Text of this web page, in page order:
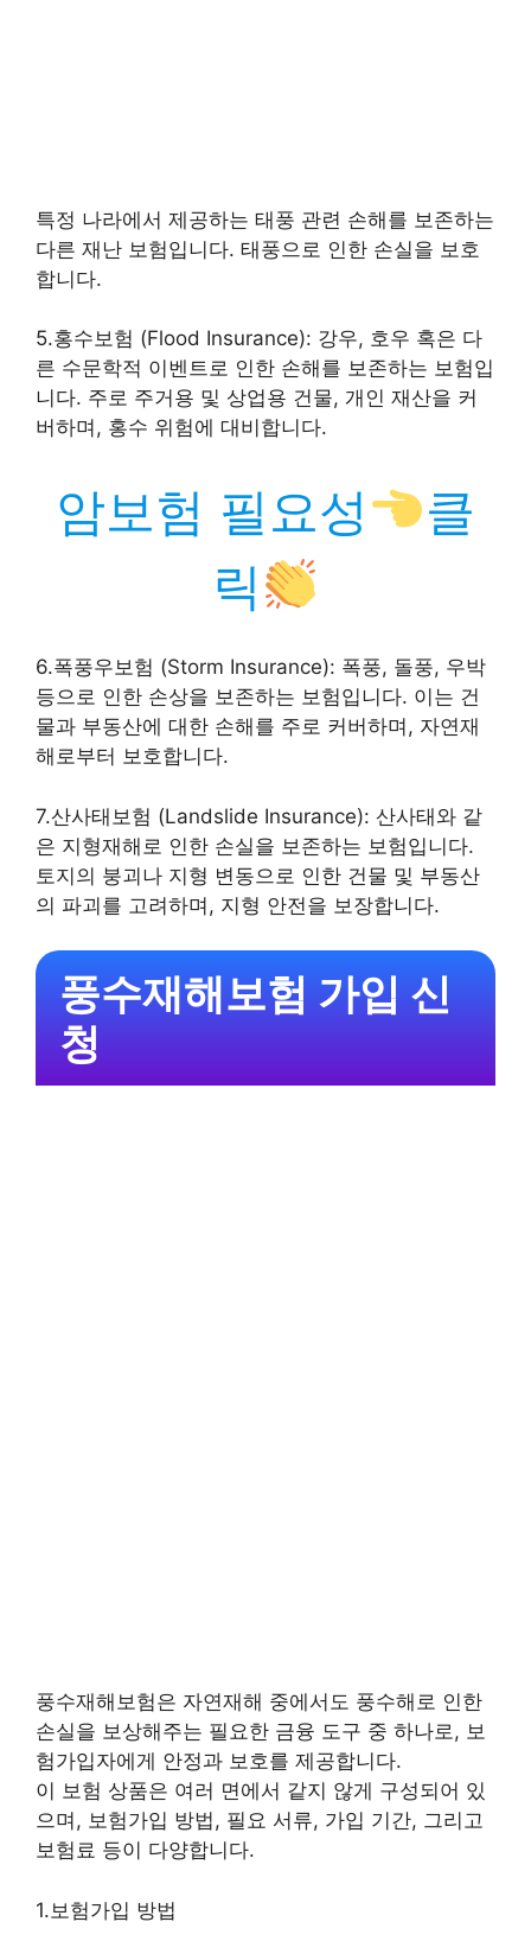
특정 나라에서 제공하는 태풍 관련 손해를 보존하는
다른 재난 보험입니다. 태풍으로 인한 손실을 보호
합니다.
5.홍수보험 (Flood Insurance): 강우, 호우 혹은 다
른 수문학적 이벤트로 인한 손해를 보존하는 보험입
니다. 주로 주거용 및 상업용 건물, 개인 재산을 커
버하며, 홍수 위험에 대비합니다.
암보험 필요성
클
릭
6.폭풍우보험 (Storm Insurance): 폭풍, 돌풍, 우박
등으로 인한 손상을 보존하는 보험입니다. 이는 건
물과 부동산에 대한 손해를 주로 커버하며, 자연재
해로부터 보호합니다.
7.산사태보험 (Landslide Insurance): 산사태와 같
은 지형재해로 인한 손실을 보존하는 보험입니다.
토지의 붕괴나 지형 변동으로 인한 건물 및 부동산
의 파괴를 고려하며, 지형 안전을 보장합니다.
풍수재해보험 가입 신
청
풍수재해보험은 자연재해 중에서도 풍수해로 인한
손실을 보상해주는 필요한 금융 도구 중 하나로, 보
험가입자에게 안정과 보호를 제공합니다.
이 보험 상품은 여러 면에서 같지 않게 구성되어 있
으며, 보험가입 방법, 필요 서류, 가입 기간, 그리고
보험료 등이 다양합니다.
1.보험가입 방법